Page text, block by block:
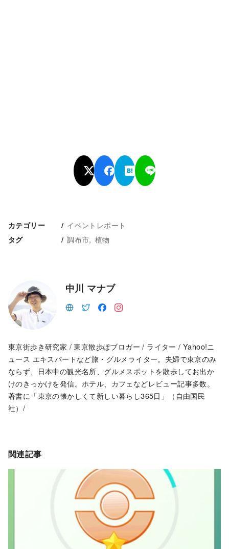
カテゴリー イベントレポート
タグ 調布市 植物
中川 マナブ
東京街歩き研究家 / 東京散歩ぽブロガー / ライター / Yahoo!ニ
ュース エキスパートなど旅・グルメライター。夫婦で東京のみ
ならず、日本中の観光名所、グルメスポットを散歩してお出か
けのきっかけを発信。ホテル、カフェなどレビュー記事多数。
著書に「東京の懐かしくて新しい暮らし365日」（自由国民
社）/
関連記事